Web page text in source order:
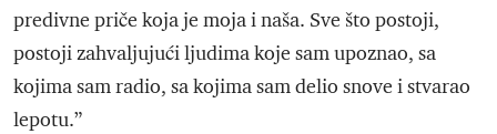
predivne priče koja je moja i naša. Sve što postoji,
postoji zahvaljujući ljudima koje sam upoznao, sa
kojima sam radio, sa kojima sam delio snove i stvarao
lepotu.”